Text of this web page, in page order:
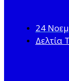
24
Δελτία